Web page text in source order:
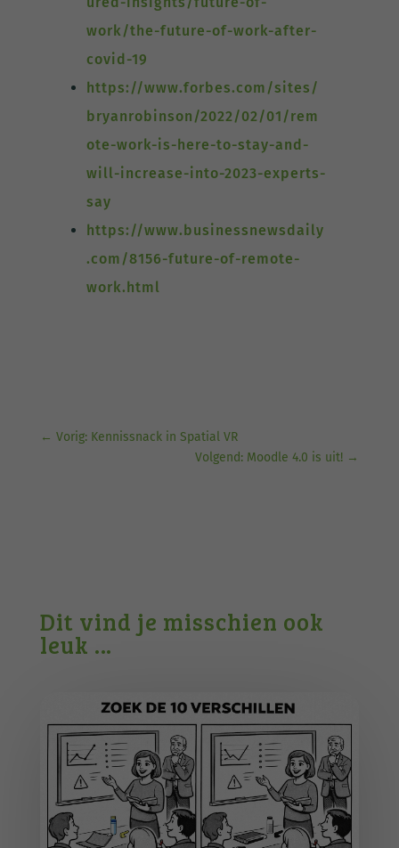
work/the-future-of-work-after-
covid-19
https://www.forbes.com/sites/
bryanrobinson/2022/02/01/rem
ote-work-is-here-to-stay-and-
will-increase-into-2023-experts-
say
https://www.businessnewsdaily
.com/8156-future-of-remote-
work.html
← Vorig: Kennissnack in Spatial VR
Volgend: Moodle 4.0 is uit! →
Dit vind je misschien ook
leuk …